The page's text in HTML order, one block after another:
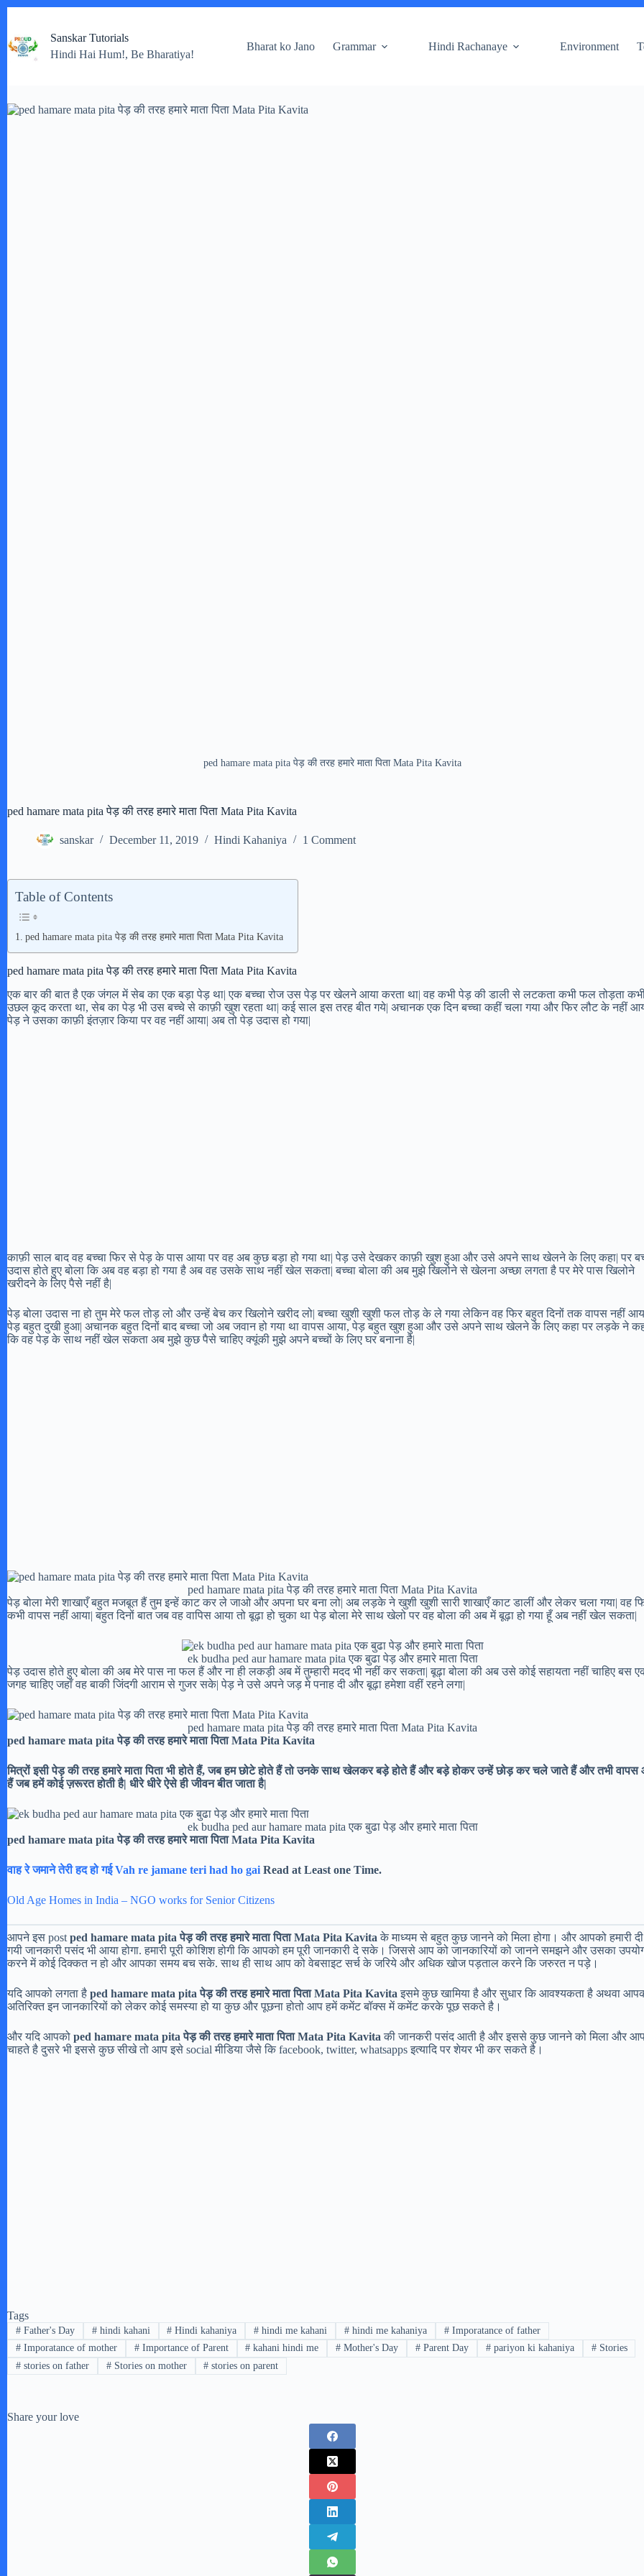
content
Sanskar Tutorials
Hindi Hai Hum!, Be Bharatiya!
Bharat ko Jano Grammar Hindi Rachanaye Environment
ped hamare mata pita पेड़ की तरह हमारे माता पिता Mata Pita Kavita
ped hamare mata pita पेड़ की तरह हमारे माता पिता Mata Pita Kavita
sanskar December 11, 2019 Hindi Kahaniya 1 Comment
Table of Contents
ped hamare mata pita पेड़ की तरह हमारे माता पिता Mata Pita Kavita
ped hamare mata pita पेड़ की तरह हमारे माता पिता Mata Pita Kavita
एक बार की बात है एक जंगल में सेब का एक बड़ा पेड़ था| एक बच्चा रोज उस पेड़ पर खेलने आया करता था| वह कभी पेड़ की डाली से लटकता कभी फल तोड़ता
उछल कूद करता था, सेब का पेड़ भी उस बच्चे से काफ़ी खुश रहता था| कई साल इस तरह बीत गये| अचानक एक दिन बच्चा कहीं चला गया और फिर लौट के नहीं
पेड़ ने उसका काफ़ी इंतज़ार किया पर वह नहीं आया| अब तो पेड़ उदास हो गया|
काफ़ी साल बाद वह बच्चा फिर से पेड़ के पास आया पर वह अब कुछ बड़ा हो गया था| पेड़ उसे देखकर काफ़ी खुश हुआ और उसे अपने साथ खेलने के लिए कहा| पर
उदास होते हुए बोला कि अब वह बड़ा हो गया है अब वह उसके साथ नहीं खेल सकता| बच्चा बोला की अब मुझे खिलोने से खेलना अच्छा लगता है पर मेरे पास खिलोने
खरीदने के लिए पैसे नहीं है|
पेड़ बोला उदास ना हो तुम मेरे फल तोड़ लो और उन्हें बेच कर खिलोने खरीद लो| बच्चा खुशी खुशी फल तोड़ के ले गया लेकिन वह फिर बहुत दिनों तक वापस नहीं
पेड़ बहुत दुखी हुआ| अचानक बहुत दिनों बाद बच्चा जो अब जवान हो गया था वापस आया, पेड़ बहुत खुश हुआ और उसे अपने साथ खेलने के लिए कहा पर लड़के ने
कि वह पेड़ के साथ नहीं खेल सकता अब मुझे कुछ पैसे चाहिए क्यूंकी मुझे अपने बच्चों के लिए घर बनाना है|
ped hamare mata pita पेड़ की तरह हमारे माता पिता Mata Pita Kavita
पेड़ बोला मेरी शाखाएँ बहुत मजबूत हैं तुम इन्हें काट कर ले जाओ और अपना घर बना लो| अब लड़के ने खुशी खुशी सारी शाखाएँ काट डालीं और लेकर चला गया| वह
कभी वापस नहीं आया| बहुत दिनों बात जब वह वापिस आया तो बूढ़ा हो चुका था पेड़ बोला मेरे साथ खेलो पर वह बोला की अब में बूढ़ा हो गया हूँ अब नहीं खेल सकता|
ek budha ped aur hamare mata pita एक बुढा पेड़ और हमारे माता पिता
पेड़ उदास होते हुए बोला की अब मेरे पास ना फल हैं और ना ही लकड़ी अब में तुम्हारी मदद भी नहीं कर सकता| बूढ़ा बोला की अब उसे कोई सहायता नहीं चाहिए बस
जगह चाहिए जहाँ वह बाकी जिंदगी आराम से गुजर सके| पेड़ ने उसे अपने जड़ मे पनाह दी और बूढ़ा हमेशा वहीं रहने लगा|
ped hamare mata pita पेड़ की तरह हमारे माता पिता Mata Pita Kavita
ped hamare mata pita पेड़ की तरह हमारे माता पिता Mata Pita Kavita
मित्रों इसी पेड़ की तरह हमारे माता पिता भी होते हैं, जब हम छोटे होते हैं तो उनके साथ खेलकर बड़े होते हैं और बड़े होकर उन्हें छोड़ कर चले जाते हैं और तभी
हैं जब हमें कोई ज़रूरत होती है| धीरे धीरे ऐसे ही जीवन बीत जाता है|
ek budha ped aur hamare mata pita एक बुढा पेड़ और हमारे माता पिता
ped hamare mata pita पेड़ की तरह हमारे माता पिता Mata Pita Kavita
वाह रे जमाने तेरी हद हो गई Vah re jamane teri had ho gai Read at Least one Time.
Old Age Homes in India – NGO works for Senior Citizens
आपने इस post ped hamare mata pita पेड़ की तरह हमारे माता पिता Mata Pita Kavita के माध्यम से बहुत कुछ जानने को मिला होगा। और आपको हमारी दी
गयी जानकारी पसंद भी आया होगा. हमारी पूरी कोशिश होगी कि आपको हम पूरी जानकारी दे सके। जिससे आप को जानकारियों को जानने समझने और उसका
करने में कोई दिक्कत न हो और आपका समय बच सके. साथ ही साथ आप को वेबसाइट सर्च के जरिये और अधिक खोज पड़ताल करने कि जरुरत न पड़े।
यदि आपको लगता है ped hamare mata pita पेड़ की तरह हमारे माता पिता Mata Pita Kavita इसमे कुछ खामिया है और सुधार कि आवश्यकता है अथवा
अतिरिक्त इन जानकारियों को लेकर कोई समस्या हो या कुछ और पूछना होतो आप हमें कमेंट बॉक्स में कमेंट करके पूछ सकते है।
और यदि आपको ped hamare mata pita पेड़ की तरह हमारे माता पिता Mata Pita Kavita की जानकरी पसंद आती है और इससे कुछ जानने को मिला और
चाहते है दुसरे भी इससे कुछ सीखे तो आप इसे social मीडिया जैसे कि facebook, twitter, whatsapps इत्यादि पर शेयर भी कर सकते है।
Tags
#Father's Day #hindi kahani # Hindi kahaniya # hindi me kahani # hindi me kahaniya #Imporatance of father
#Imporatance of mother #Importance of Parent # kahani hindi me # Mother's Day # Parent Day #pariyon ki kahaniya #Stories
#stories on father #Stories on mother # stories on parent
Share your love